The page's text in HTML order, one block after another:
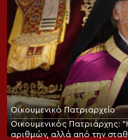
Οικουμενικό Πατριαρχείο
Οικουμενικός Πατριάρχης:
αριθμών, αλλά από την